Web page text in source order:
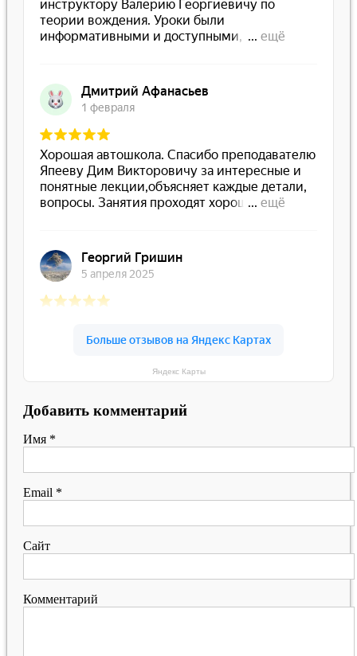
Яндекс Карты
Добавить комментарий
Имя *
Email *
Сайт
Комментарий